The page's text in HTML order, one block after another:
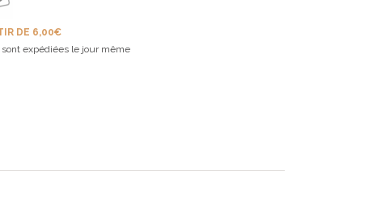
DE 6,00€
sont expédiées le jour même